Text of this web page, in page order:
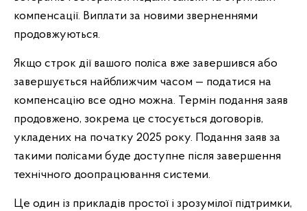
компенсації. Виплати за новими зверненнями
продовжуються.
Якщо строк дії вашого поліса вже завершився або
завершується найближчим часом — податися на
компенсацію все одно можна. Термін подання заяв
продовжено, зокрема це стосується договорів,
укладених на початку 2025 року. Подання заяв за
такими полісами буде доступне після завершення
технічного доопрацювання системи.
Це один із прикладів простої і зрозумілої підтримки,